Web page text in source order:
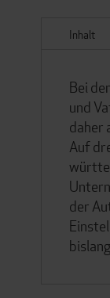
Inhalt
Bei
und
daher
Auf
der